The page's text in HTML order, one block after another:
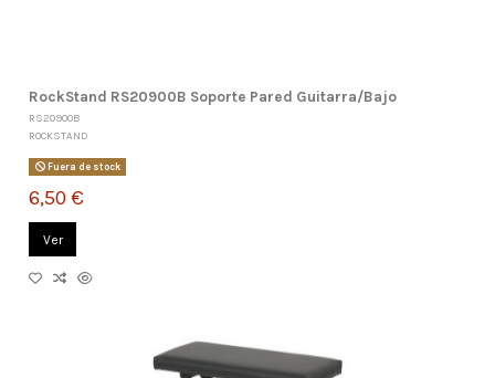
RockStand RS20900B Soporte Pared Guitarra/Bajo
RS20900B
ROCKSTAND
Fuera de stock
6,50 €
Ver